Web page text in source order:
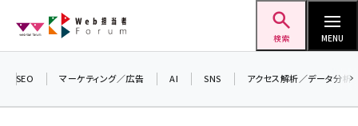
ン
検索 MENU
SEO マーケティング／広告 AI SNS アクセス解析／データ分析